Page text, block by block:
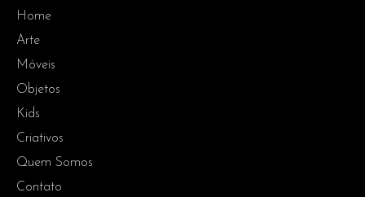
Home
Arte
Móveis
Objetos
Kids
Criativos
Quem Somos
Contato